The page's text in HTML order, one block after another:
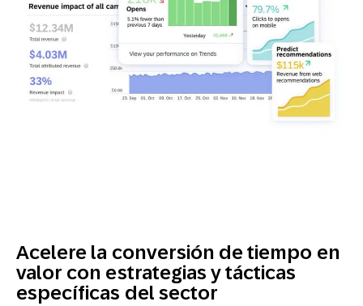
Acelere la conversión de tiempo en
valor con estrategias y tácticas
específicas del sector